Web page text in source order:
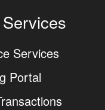
Services
Portal